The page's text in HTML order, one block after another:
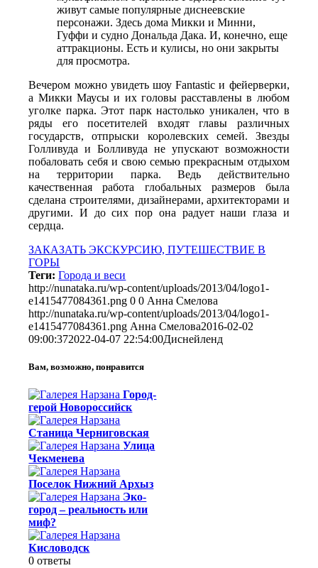
живут самые популярные диснеевские
персонажи. Здесь дома Микки и Минни,
Гуффи и судно Дональда Дака. И, конечно, еще
аттракционы. Есть и кулисы, но они закрыты
для просмотра.
Вечером можно увидеть шоу Fantastic и фейерверки,
а Микки Маусы и их головы расставлены в любом
уголке парка. Этот парк настолько уникален, что в
ряды его посетителей входят главы различных
государств, отпрыски королевских семей. Звезды
Голливуда и Болливуда не упускают возможности
побаловать себя и свою семью прекрасным отдыхом
на территории парка. Ведь действительно
качественная работа глобальных размеров была
сделана строителями, дизайнерами, архитекторами и
другими. И до сих пор она радует наши глаза и
сердца.
ЗАКАЗАТЬ ЭКСКУРСИЮ, ПУТЕШЕСТВИЕ В
ГОРЫ
Теги: Города и веси
http://nunataka.ru/wp-content/uploads/2013/04/logo1-
e1415477084361.png 0 0 Анна Смелова
http://nunataka.ru/wp-content/uploads/2013/04/logo1-
e1415477084361.png Анна Смелова2016-02-02
09:00:372022-04-07 22:54:00Диснейленд
Вам, возможно, понравится
Город-
герой Новороссийск
Станица Черниговская
Улица
Чекменева
Поселок Нижний Архыз
Эко-
город – реальность или
миф?
Кисловодск
0 ответы